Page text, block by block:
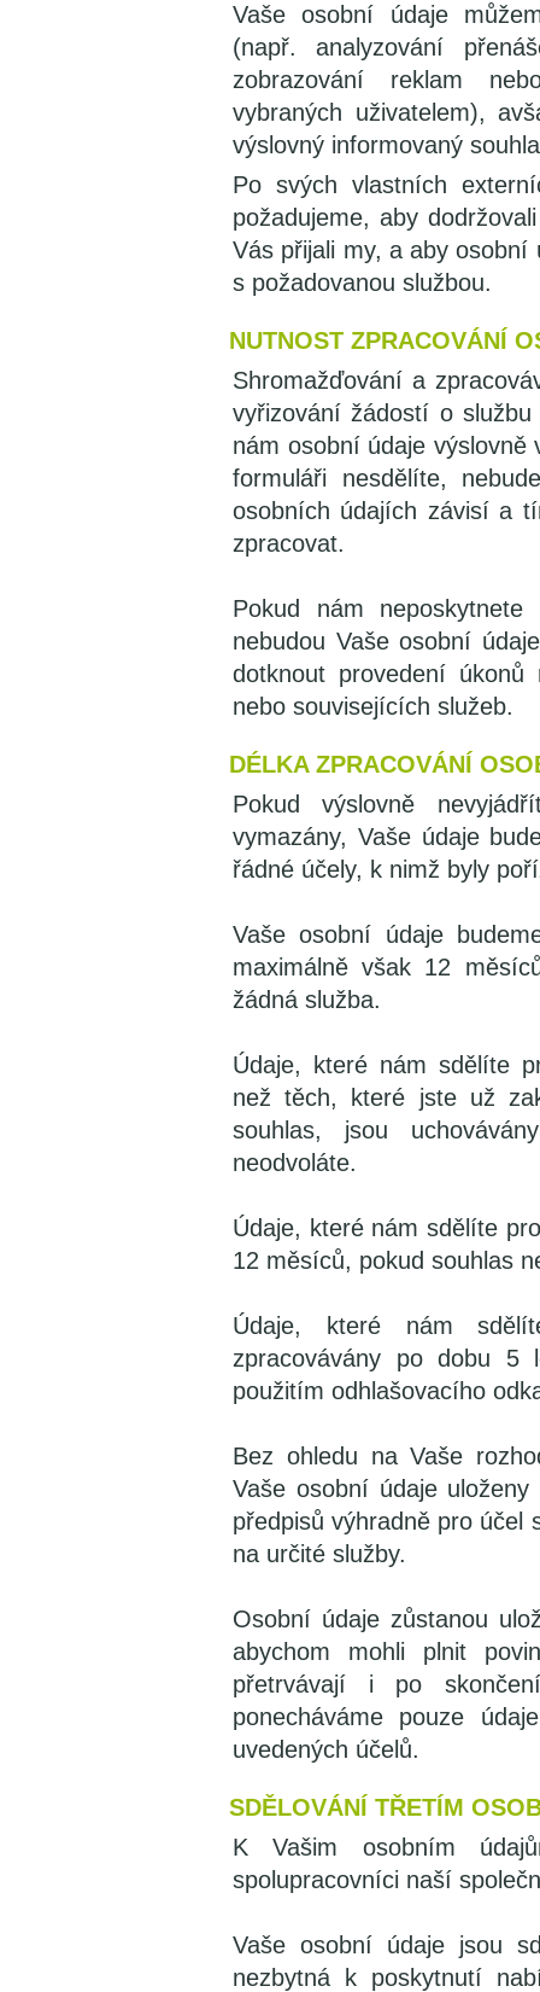
Vaše osobní údaje
(např. analyzování
zobrazování reklam
vybraných uživatelem),
výslovný informovaný
Po svých vlastních
požadujeme, aby
Vás přijali my, a aby osobní
s požadovanou službou.
NUTNOST ZPRACOVÁNÍ
Shromažďování a
vyřizování žádostí o
nám osobní údaje výslovně
formuláři nesdělíte,
osobních údajích závisí a
zpracovat.
Pokud nám
nebudou Vaše osobní
dotknout provedení úkonů
nebo souvisejících služeb.
DÉLKA ZPRACOVÁNÍ
Pokud výslovně
vymazány, Vaše údaje
řádné účely, k nimž byly
Vaše osobní údaje
maximálně však 12
žádná služba.
Údaje, které nám sdělíte
než těch, které jste už
souhlas, jsou
neodvoláte.
Údaje, které nám sdělíte
12 měsíců, pokud souhlas
Údaje, které nám
zpracovávány po dobu 5
použitím odhlašovacího
Bez ohledu na Vaše
Vaše osobní údaje
předpisů výhradně pro účel
na určité služby.
Osobní údaje zůstanou
abychom mohli plnit
přetrvávají i po
ponecháváme pouze
uvedených účelů.
SDĚLOVÁNÍ TŘETÍM
K Vašim osobním
spolupracovníci naší
Vaše osobní údaje jsou
nezbytná k poskytnutí